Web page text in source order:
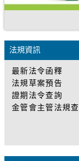
至政府相關連結
法規資訊
法規資訊
最新法令函釋
法規草案預告
證期法令查詢
金管會主管法規